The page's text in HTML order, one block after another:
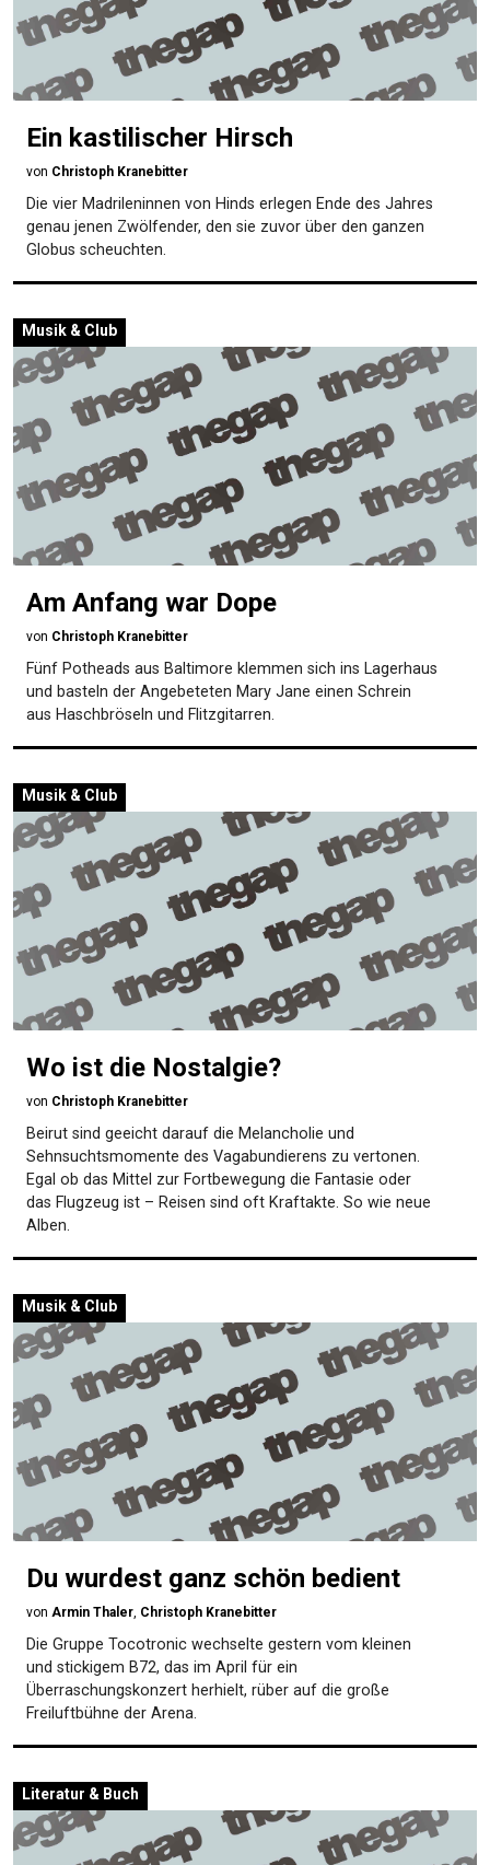
Ein kastilischer Hirsch
von Christoph Kranebitter
Die vier Madrileninnen von Hinds erlegen Ende des Jahres
genau jenen Zwölfender, den sie zuvor über den ganzen
Globus scheuchten.
Musik & Club
Am Anfang war Dope
von Christoph Kranebitter
Fünf Potheads aus Baltimore klemmen sich ins Lagerhaus
und basteln der Angebeteten Mary Jane einen Schrein
aus Haschbröseln und Flitzgitarren.
Musik & Club
Wo ist die Nostalgie?
von Christoph Kranebitter
Beirut sind geeicht darauf die Melancholie und
Sehnsuchtsmomente des Vagabundierens zu vertonen.
Egal ob das Mittel zur Fortbewegung die Fantasie oder
das Flugzeug ist – Reisen sind oft Kraftakte. So wie neue
Alben.
Musik & Club
Du wurdest ganz schön bedient
von Armin Thaler, Christoph Kranebitter
Die Gruppe Tocotronic wechselte gestern vom kleinen
und stickigem B72, das im April für ein
Überraschungskonzert herhielt, rüber auf die große
Freiluftbühne der Arena.
Literatur & Buch